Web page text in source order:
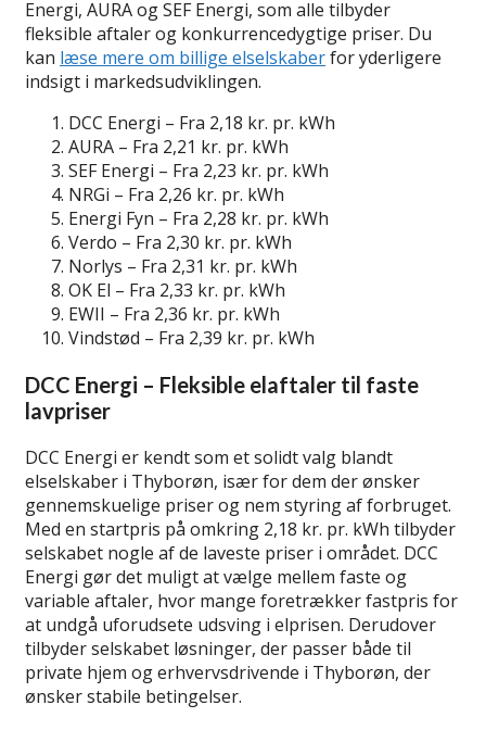
Energi, AURA og SEF Energi, som alle tilbyder
fleksible aftaler og konkurrencedygtige priser. Du
kan læse mere om billige elselskaberfor yderligere
indsigt i markedsudviklingen.
DCC Energi – Fra 2,18 kr. pr. kWh
AURA – Fra 2,21 kr. pr. kWh
SEF Energi – Fra 2,23 kr. pr. kWh
NRGi – Fra 2,26 kr. pr. kWh
Energi Fyn – Fra 2,28 kr. pr. kWh
Verdo – Fra 2,30 kr. pr. kWh
Norlys – Fra 2,31 kr. pr. kWh
OK El – Fra 2,33 kr. pr. kWh
EWII – Fra 2,36 kr. pr. kWh
Vindstød – Fra 2,39 kr. pr. kWh
DCC Energi – Fleksible elaftaler til faste
lavpriser
DCC Energi er kendt som et solidt valg blandt
elselskaber i Thyborøn, især for dem der ønsker
gennemskuelige priser og nem styring af forbruget.
Med en startpris på omkring 2,18 kr. pr. kWh tilbyder
selskabet nogle af de laveste priser i området. DCC
Energi gør det muligt at vælge mellem faste og
variable aftaler, hvor mange foretrækker fastpris for
at undgå uforudsete udsving i elprisen. Derudover
tilbyder selskabet løsninger, der passer både til
private hjem og erhvervsdrivende i Thyborøn, der
ønsker stabile betingelser.